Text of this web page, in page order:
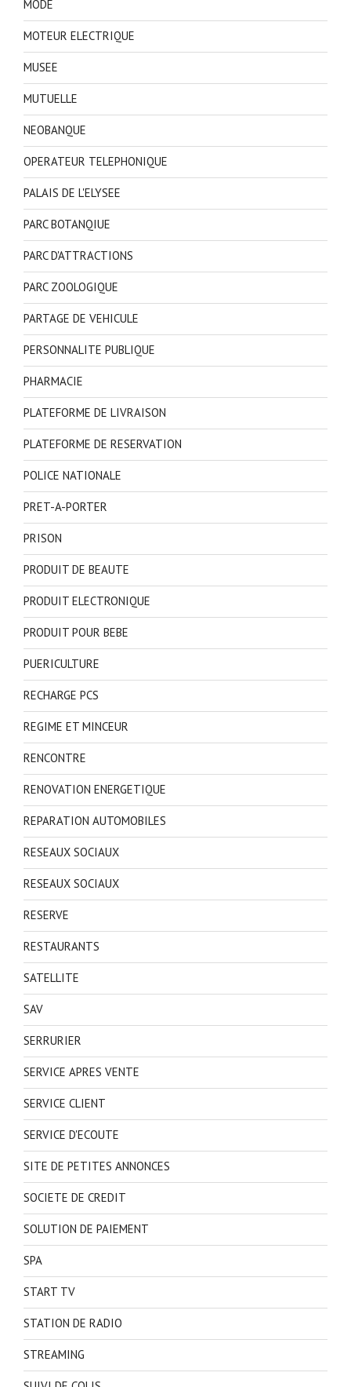
MODE
MOTEUR ELECTRIQUE
MUSEE
MUTUELLE
NEOBANQUE
OPERATEUR TELEPHONIQUE
PALAIS DE L'ELYSEE
PARC BOTANQIUE
PARC D'ATTRACTIONS
PARC ZOOLOGIQUE
PARTAGE DE VEHICULE
PERSONNALITE PUBLIQUE
PHARMACIE
PLATEFORME DE LIVRAISON
PLATEFORME DE RESERVATION
POLICE NATIONALE
PRET-A-PORTER
PRISON
PRODUIT DE BEAUTE
PRODUIT ELECTRONIQUE
PRODUIT POUR BEBE
PUERICULTURE
RECHARGE PCS
REGIME ET MINCEUR
RENCONTRE
RENOVATION ENERGETIQUE
REPARATION AUTOMOBILES
RESEAUX SOCIAUX
RESEAUX SOCIAUX
RESERVE
RESTAURANTS
SATELLITE
SAV
SERRURIER
SERVICE APRES VENTE
SERVICE CLIENT
SERVICE D'ECOUTE
SITE DE PETITES ANNONCES
SOCIETE DE CREDIT
SOLUTION DE PAIEMENT
SPA
START TV
STATION DE RADIO
STREAMING